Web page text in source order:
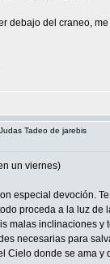
debajo del craneo,
Tadeo de jarebis
un viernes)
especial devoción.
proceda a la luz
malas inclinaciones
necesarias para
donde se ama y